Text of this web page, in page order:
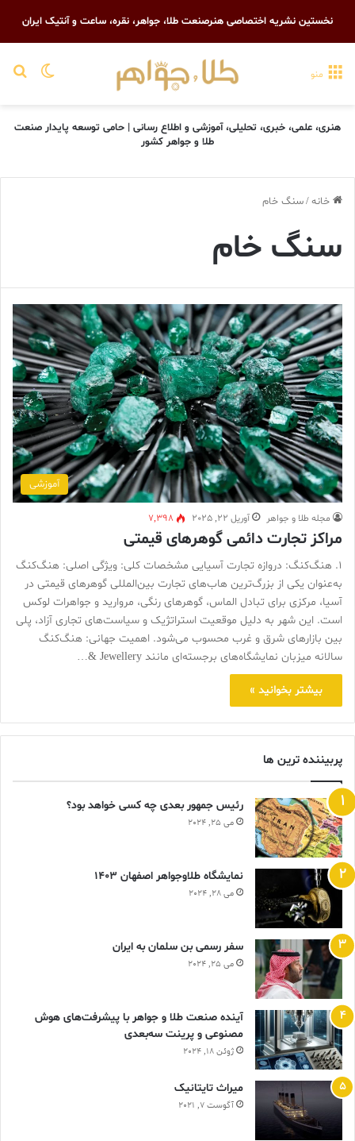
نخستین نشریه اختصاصی هنرصنعت طلا، جواهر، نقره، ساعت و آنتیک ایران
تغییر منو
هنری، علمی، خبری، تحلیلی، آموزشی و اطلاع رسانی | حامی توسعه پایدار صنعت
طلا و جواهر کشور
خانه/سنگ خام
سنگ خام
آموزشی
مجله طلا و جواهر آوریل 22, 2025 7,398
مراکز تجارت دائمی گوهرهای قیمتی
1. هنگ‌کنگ: دروازه تجارت آسیایی مشخصات کلی: ویژگی اصلی: هنگ‌کنگ
به‌عنوان یکی از بزرگ‌ترین هاب‌های تجارت بین‌المللی گوهرهای قیمتی در
آسیا، مرکزی برای تبادل الماس، گوهرهای رنگی، مروارید و جواهرات لوکس
است. این شهر به دلیل موقعیت استراتژیک و سیاست‌های تجاری آزاد، پلی
بین بازارهای شرق و غرب محسوب می‌شود. اهمیت جهانی: هنگ‌کنگ
سالانه میزبان نمایشگاه‌های برجسته‌ای مانند Jewellery &…
بیشتر بخوانید »
پربیننده ترین ها
رئیس جمهور بعدی چه کسی خواهد بود؟
می 25, 2024
نمایشگاه طلاوجواهر اصفهان 1403
می 28, 2024
سفر رسمی بن سلمان به ایران
می 25, 2024
آینده صنعت طلا و جواهر با پیشرفت‌های هوش
مصنوعی و پرینت سه‌بعدی
ژوئن 18, 2024
ميراث تايتانيک
آگوست 7, 2021